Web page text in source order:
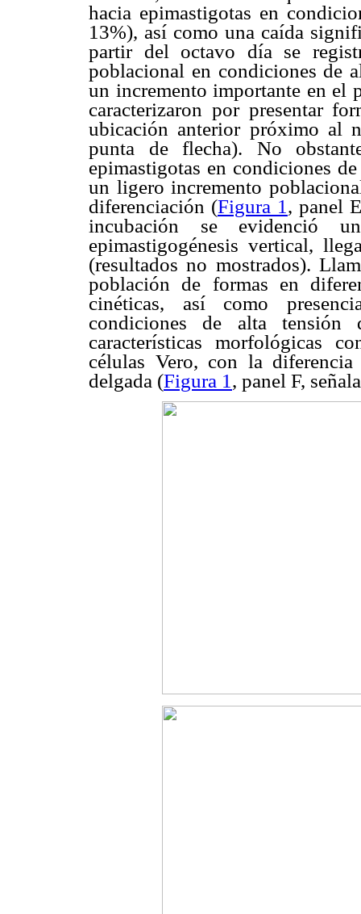
hacia epimastigotas en
13%), así como una caída
partir del octavo día se
poblacional en condiciones de
un incremento importante en el
caracterizaron por presentar
ubicación anterior próximo al
punta de flecha). No
epimastigotas en condiciones
un ligero incremento
diferenciación (Figura 1 , panel
incubación se evidenció
epimastigogénesis vertical,
(resultados no mostrados).
población de formas en
cinéticas, así como
condiciones de alta tensión
características morfológicas
células Vero, con la
delgada (Figura 1 , panel F,